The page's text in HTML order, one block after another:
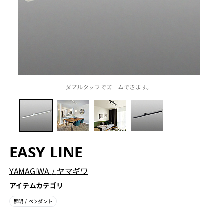
ダブルタップでズームできます。
EASY LINE
YAMAGIWA / ヤマギワ
アイテムカテゴリ
照明 / ペンダント